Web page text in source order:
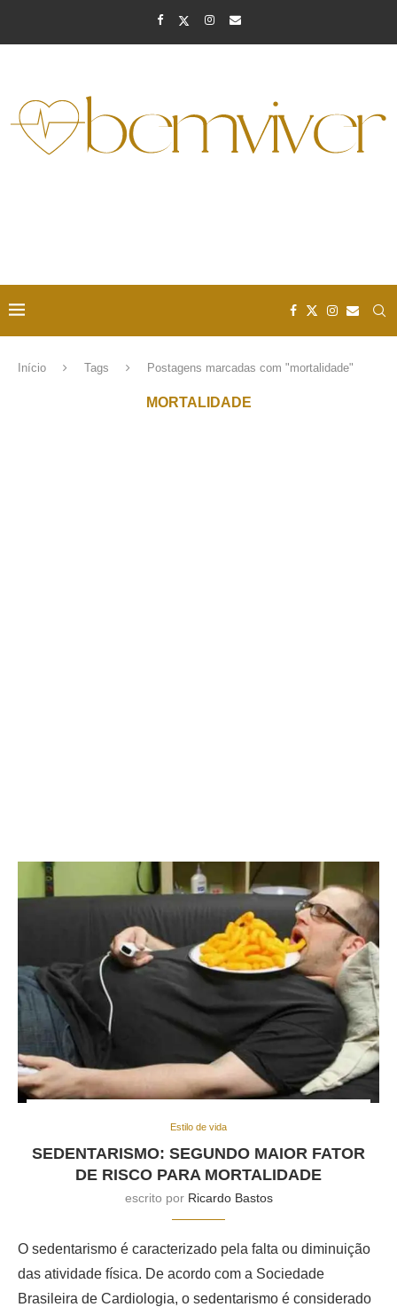
Início Tags Postagens marcadas com "mortalidade"
MORTALIDADE
Estilo de vida
SEDENTARISMO: SEGUNDO MAIOR FATOR
DE RISCO PARA MORTALIDADE
escrito por Ricardo Bastos
O sedentarismo é caracterizado pela falta ou diminuição
das atividade física. De acordo com a Sociedade
Brasileira de Cardiologia, o sedentarismo é considerado